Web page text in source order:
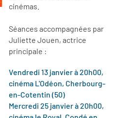
cinémas.
Séances accompagnées par
Juliette Jouen, actrice
principale :
Vendredi 13 janvier à 20h00,
cinéma L'Odéon, Cherbourg-
en-Cotentin (50)
Mercredi 25 janvier à 20h00,